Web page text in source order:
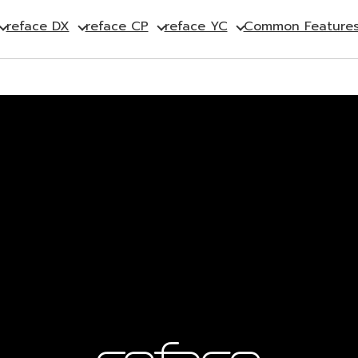
reface DX reface CP reface YC Common